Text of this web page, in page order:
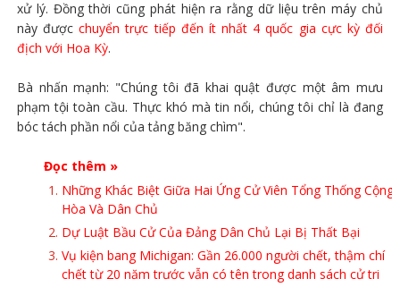
xử lý. Đồng thời cũng phát hiện ra rằng dữ liệu trên máy chủ
này đượcchuyển trực tiếp đến ít nhất 4 quốc gia cực kỳ đối
địch với Hoa Kỳ.
Bà nhấn mạnh: "Chúng tôi đã khai quật được một âm mưu
phạm tội toàn cầu. Thực khó mà tin nổi, chúng tôi chỉ là đang
bóc tách phần nổi của tảng băng chìm".
Đọc thêm »
Những Khác Biệt Giữa Hai Ứng Cử Viên Tổng Thống Cộng
Hòa Và Dân Chủ
Dự Luật Bầu Cử Của Đảng Dân Chủ Lại Bị Thất Bại
Vụ kiện bang Michigan: Gần 26.000 người chết, thậm chí
chết từ 20 năm trước vẫn có tên trong danh sách cử tri